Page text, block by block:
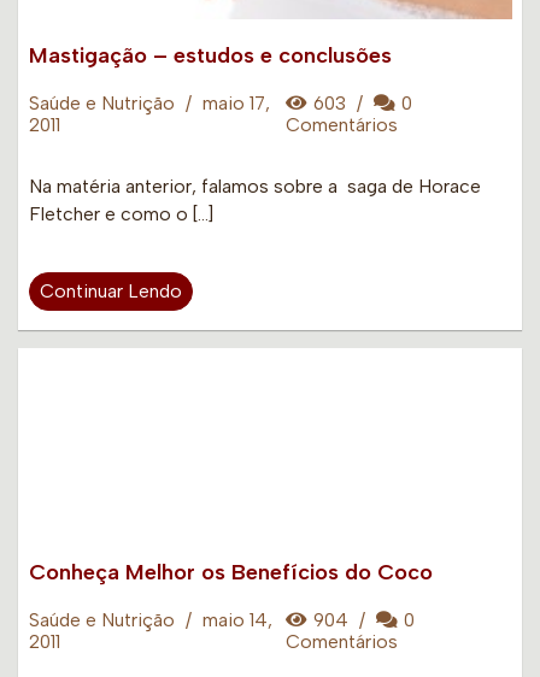
Mastigação – estudos e conclusões
Saúde e Nutrição / maio 17,
2011
603 /
0
Comentários
Na matéria anterior, falamos sobre a saga de Horace
Fletcher e como o […]
Continuar Lendo
Conheça Melhor os Benefícios do Coco
Saúde e Nutrição / maio 14,
2011
904 /
0
Comentários